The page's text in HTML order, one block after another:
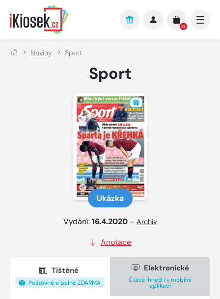
Přejít na hlavní obsah
0
Noviny Sport
Sport
Ukázka
Vydání:16.4.2020 – Archiv
Anotace
Tištěné
Poštovné a balné ZDARMA
Elektronické
Čtěte ihned i v mobilní
aplikaci